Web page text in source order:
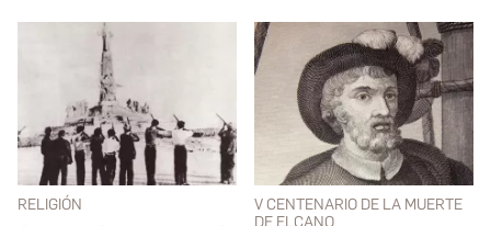
RELIGIÓN
V CENTENARIO DE LA MUERTE
DE ELCANO